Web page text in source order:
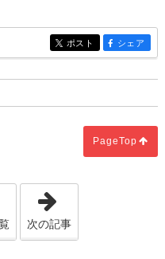
entry175
ポスト entry175
シェア
PageTop
願いと瓦と紋様」
次の記事